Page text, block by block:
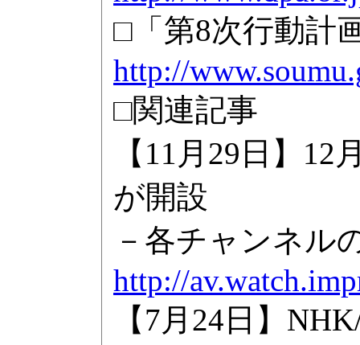
□「第8次行動計
http://
□関連記事
【11月29日】
が開設
－各チャンネル
http://
【7月24日】